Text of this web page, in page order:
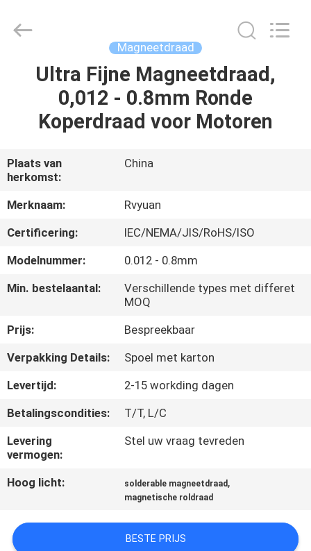
HUIS
PRODUCTEN
VIDEOS
ONGEVEER
ONS
KWALITEITSCONTROLE
CONTACTEER
ONS
NIEUWS
VERZOEK
CITAAT
Material
Co,.Ltd.
Magneetdraad
Ultra Fijne Magneetdraad,
0,012 - 0.8mm Ronde
Koperdraad voor Motoren
Plaats van
herkomst:
China
Merknaam:
Rvyuan
Certificering:
IEC/NEMA/JIS/RoHS/ISO
Modelnummer:
0.012 - 0.8mm
Min. bestelaantal:
Verschillende types met differet
MOQ
Prijs:
Bespreekbaar
Verpakking Details:
Spoel met karton
Levertijd:
2-15 workding dagen
Betalingscondities:
T/T, L/C
Levering
vermogen:
Stel uw vraag tevreden
Hoog licht: solderable magneetdraad ,
magnetische roldraad
BESTE PRIJS